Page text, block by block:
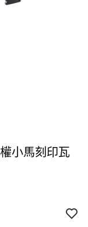
小馬刻印瓦